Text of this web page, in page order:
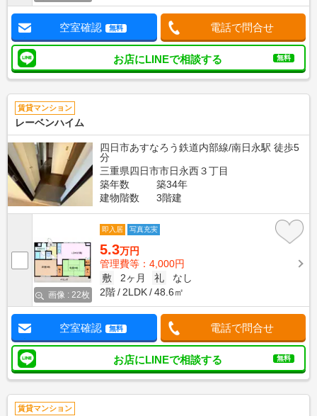
空室確認 無料 電話で問合せ
お店にLINEで相談する 無料
賃貸マンション
レーベンハイム
四日市あすなろう鉄道内部線/南日永駅 徒歩5
分
三重県四日市市日永西３丁目
築年数
築34年
建物階数
3階建
画像 : 22枚
即入居 写真充実
5.3万円
管理費等：4,000円
敷
2ヶ月 礼
なし
2階
2LDK 48.6㎡
空室確認 無料 電話で問合せ
お店にLINEで相談する 無料
賃貸マンション